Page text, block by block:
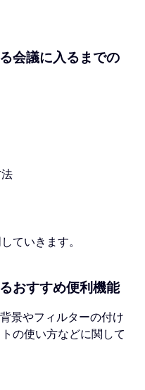
会議に入るまでの
ていきます。
おすすめ便利機能
景やフィルターの付け
の使い方などに関して